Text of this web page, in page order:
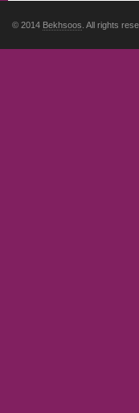
© 2014 Bekhsoos . All rights